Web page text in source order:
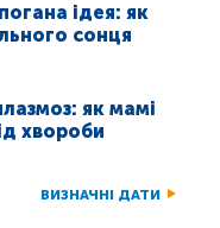
ідея: як
сонця
як мамі
хвороби
ВИЗНАЧНІ ДАТИ